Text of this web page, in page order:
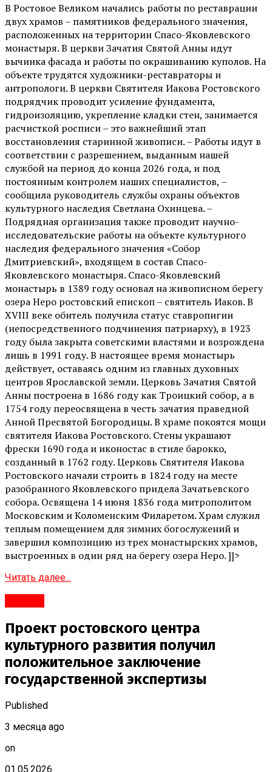
В Ростовое Великом начались работы по реставрации
двух храмов – памятников федерального значения,
расположенных на территории Спасо-Яковлевского
монастыря. В церкви Зачатия Святой Анны идут
вычинка фасада и работы по окрашиванию куполов. На
объекте трудятся художники-реставраторы и
антропологи. В церкви Святителя Иакова Ростовского
подрядчик проводит усиление фундамента,
гидроизоляцию, укрепление кладки стен, занимается
расчисткой росписи – это важнейший этап
восстановления старинной живописи. – Работы идут в
соответствии с разрешением, выданным нашей
службой на период до конца 2026 года, и под
постоянным контролем наших специалистов, –
сообщила руководитель службы охраны объектов
культурного наследия Светлана Охинцева. –
Подрядная организация также проводит научно-
исследовательские работы на объекте культурного
наследия федерального значения «Собор
Дмитриевский», входящем в состав Спасо-
Яковлевского монастыря. Спасо-Яковлевский
монастырь в 1389 году основал на живописном берегу
озера Неро ростовский епископ – святитель Иаков. В
XVIII веке обитель получила статус ставропигии
(непосредственного подчинения патриарху), в 1923
году была закрыта советскими властями и возрождена
лишь в 1991 году. В настоящее время монастырь
действует, оставаясь одним из главных духовных
центров Ярославской земли. Церковь Зачатия Святой
Анны построена в 1686 году как Троицкий собор, а в
1754 году переосвящена в честь зачатия праведной
Анной Пресвятой Богородицы. В храме покоятся мощи
святителя Иакова Ростовского. Стены украшают
фрески 1690 года и иконостас в стиле барокко,
созданный в 1762 году. Церковь Святителя Иакова
Ростовского начали строить в 1824 году на месте
разобранного Яковлевского придела Зачатьевского
собора. Освящена 14 июня 1836 года митрополитом
Московским и Коломенским Филаретом. Храм служил
теплым помещением для зимних богослужений и
завершил композицию из трех монастырских храмов,
выстроенных в один ряд на берегу озера Неро. ]]>
Читать далее...
Проект ростовского центра
культурного развития получил
положительное заключение
государственной экспертизы
Published
3 месяца ago
on
01.05.2026